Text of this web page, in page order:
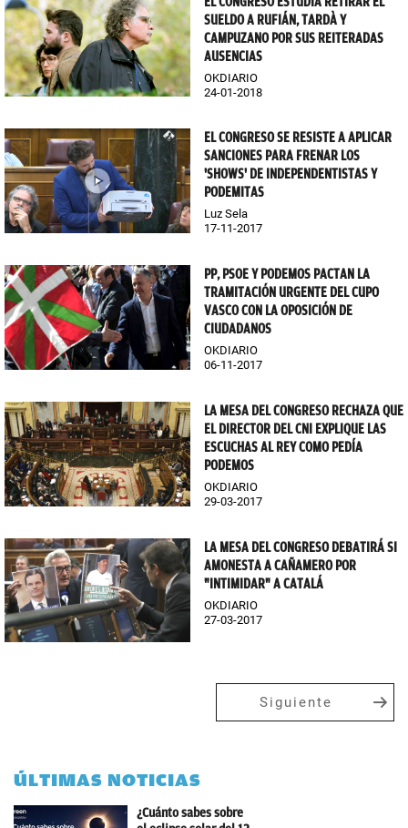
SUELDO A RUFIÁN, TARDÀ Y
CAMPUZANO POR SUS REITERADAS
AUSENCIAS
OKDIARIO
24-01-2018
EL CONGRESO SE RESISTE A APLICAR
SANCIONES PARA FRENAR LOS
'SHOWS' DE INDEPENDENTISTAS Y
PODEMITAS
Luz Sela
17-11-2017
PP, PSOE Y PODEMOS PACTAN LA
TRAMITACIÓN URGENTE DEL CUPO
VASCO CON LA OPOSICIÓN DE
CIUDADANOS
OKDIARIO
06-11-2017
LA MESA DEL CONGRESO RECHAZA QUE
EL DIRECTOR DEL CNI EXPLIQUE LAS
ESCUCHAS AL REY COMO PEDÍA
PODEMOS
OKDIARIO
29-03-2017
LA MESA DEL CONGRESO DEBATIRÁ SI
AMONESTA A CAÑAMERO POR
"INTIMIDAR" A CATALÁ
OKDIARIO
27-03-2017
Siguiente
ÚLTIMAS NOTICIAS
¿Cuánto sabes sobre